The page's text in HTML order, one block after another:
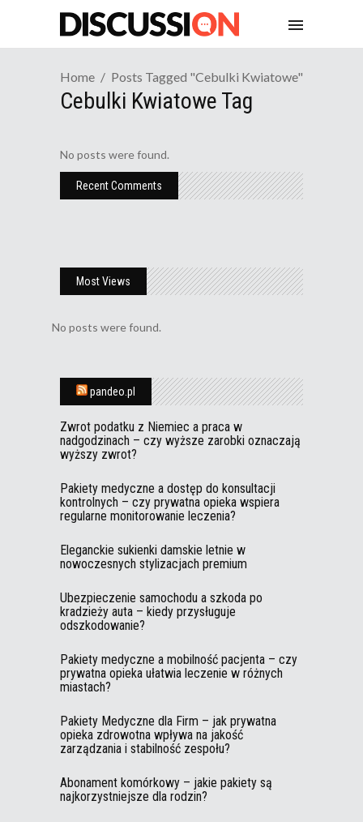
Home Posts Tagged "cebulki Kwiatowe"
Cebulki Kwiatowe Tag
No posts were found.
Recent Comments
Most Views
No posts were found.
pandeo.pl
Zwrot podatku z Niemiec a praca w
nadgodzinach – czy wyższe zarobki oznaczają
wyższy zwrot?
Pakiety medyczne a dostęp do konsultacji
kontrolnych – czy prywatna opieka wspiera
regularne monitorowanie leczenia?
Eleganckie sukienki damskie letnie w
nowoczesnych stylizacjach premium
Ubezpieczenie samochodu a szkoda po
kradzieży auta – kiedy przysługuje
odszkodowanie?
Pakiety medyczne a mobilność pacjenta – czy
prywatna opieka ułatwia leczenie w różnych
miastach?
Pakiety Medyczne dla Firm – jak prywatna
opieka zdrowotna wpływa na jakość
zarządzania i stabilność zespołu?
Abonament komórkowy – jakie pakiety są
najkorzystniejsze dla rodzin?